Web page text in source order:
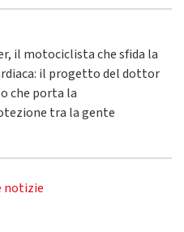
il motociclista che sfida la
il progetto del dottor
che porta la
tra la gente
notizie